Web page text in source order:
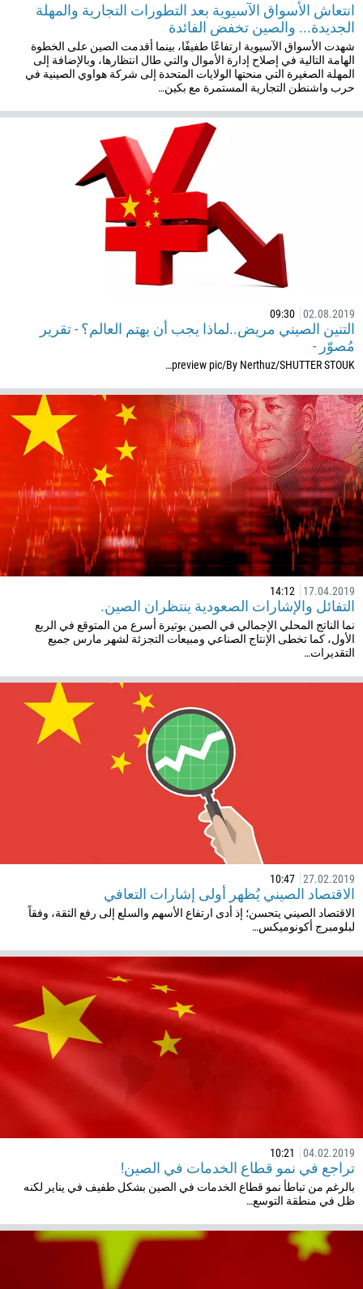
انتعاش الأسواق الآسيوية بعد التطورات التجارية والمهلة
الجديدة... والصين تخفض الفائدة
شهدت الأسواق الآسيوية ارتفاعًا طفيفًا، بينما أقدمت الصين على الخطوة
الهامة التالية في إصلاح إدارة الأموال والتي طال انتظارها، وبالإضافة إلى
المهلة الصغيرة التي منحتها الولايات المتحدة إلى شركة هواوي الصينية في
حرب واشنطن التجارية المستمرة مع بكين…
02.08.2019
09:30
التنين الصيني مريض..لماذا يجب أن يهتم العالم؟ - تقرير
مُصوّر -
preview pic/By Nerthuz/SHUTTER STOUK…
17.04.2019
14:12
التفائل والإشارات الصعودية ينتظران الصين.
نما الناتج المحلي الإجمالي في الصين بوتيرة أسرع من المتوقع في الربع
الأول، كما تخطى الإنتاج الصناعي ومبيعات التجزئة لشهر مارس جميع
التقديرات…
27.02.2019
10:47
الاقتصاد الصيني يُظهر أولى إشارات التعافي
الاقتصاد الصيني يتحسن؛ إذ أدى ارتفاع الأسهم والسلع إلى رفع الثقة، وفقاً
لبلومبرج أكونوميكس…
04.02.2019
10:21
تراجع في نمو قطاع الخدمات في الصين!
بالرغم من تباطأ نمو قطاع الخدمات في الصين بشكل طفيف في يناير لكنه
ظل في منطقة التوسع…
طلب الاتصال
93
213
1684
376
244
1264
672
1268
54
374
297
61
43
994
1242
973
1246
591
387
267
55
246
359
257
238
1345
236
235
تعيين موعد للمكالمة
00:00
23:00
أدخل بريدك الإلكتروني
اكتب تعليقا، عند الضرورة
اتصلوا بي